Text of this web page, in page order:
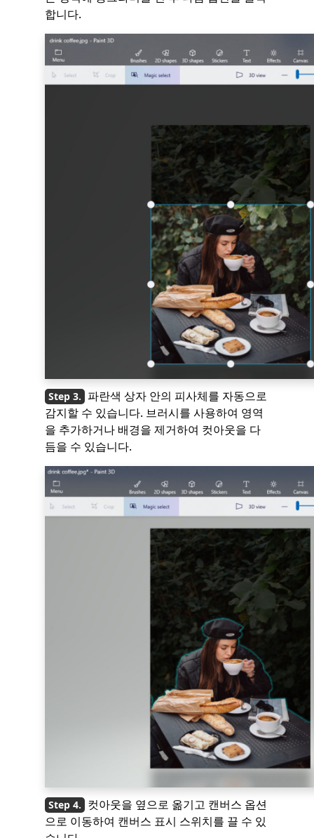
합니다.
파란색 상자 안의 피사체를 자동으로
감지할 수 있습니다. 브러시를 사용하여 영역
을 추가하거나 배경을 제거하여 컷아웃을 다
듬을 수 있습니다.
컷아웃을 옆으로 옮기고 캔버스 옵션
으로 이동하여 캔버스 표시 스위치를 끌 수 있